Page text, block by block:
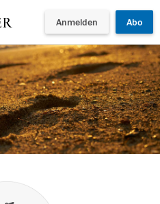
Anmelden Abo